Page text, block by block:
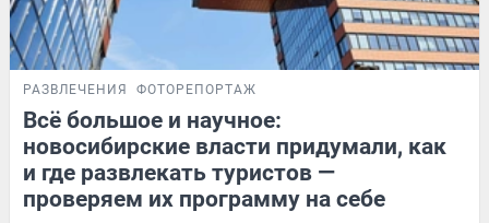
РАЗВЛЕЧЕНИЯ ФОТОРЕПОРТАЖ
Всё большое и научное:
новосибирские власти придумали, как
и где развлекать туристов —
проверяем их программу на себе